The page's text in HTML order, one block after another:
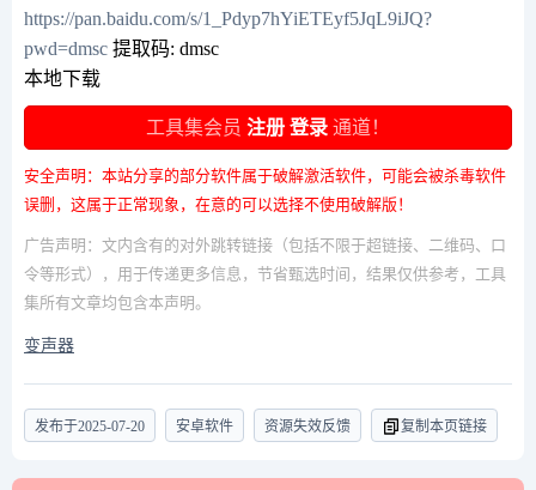
https://pan.baidu.com/s/1_Pdyp7hYiETEyf5JqL9iJQ?
pwd=dmsc 提取码: dmsc
本地下载
工具集会员 注册 登录 通道！
安全声明：本站分享的部分软件属于破解激活软件，可能会被杀毒软件
误删，这属于正常现象，在意的可以选择不使用破解版！
广告声明：文内含有的对外跳转链接（包括不限于超链接、二维码、口
令等形式），用于传递更多信息，节省甄选时间，结果仅供参考，工具
集所有文章均包含本声明。
变声器
发布于2025-07-20 安卓软件 资源失效反馈 复制本页链接